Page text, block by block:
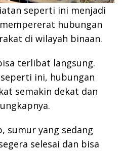
seperti ini menjadi
hubungan
di wilayah binaan.
terlibat langsung.
ini, hubungan
semakin dekat dan
sumur yang sedang
selesai dan bisa